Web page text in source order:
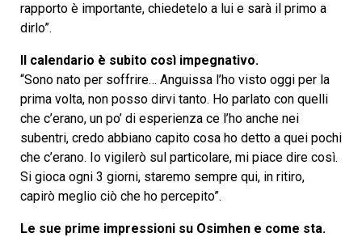
rapporto è importante, chiedetelo a lui e sarà il primo a
dirlo”.
Il calendario è subito così impegnativo.
“Sono nato per soffrire… Anguissa l’ho visto oggi per la
prima volta, non posso dirvi tanto. Ho parlato con quelli
che c’erano, un po’ di esperienza ce l’ho anche nei
subentri, credo abbiano capito cosa ho detto a quei pochi
che c’erano. Io vigilerò sul particolare, mi piace dire così.
Si gioca ogni 3 giorni, staremo sempre qui, in ritiro,
capirò meglio ciò che ho percepito”.
Le sue prime impressioni su Osimhen e come sta.